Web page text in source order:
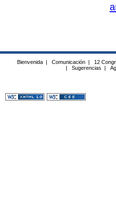
Bienvenida | Comunicación | 12
|
Sugerencias |